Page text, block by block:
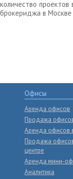
количество проектов
брокериджа в
Офисы
Аренда офисов
Продажа
Аренда офисов
Продажа
центре
Аренда мини-
Аналитика